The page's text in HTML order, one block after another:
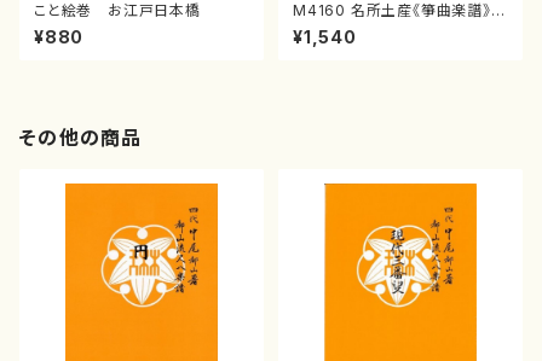
こと絵巻 お江戸日本橋
¥880
M4160 名所土産《箏曲楽譜》
（箏/宮城喜代子・宮城数江著・
宮城宗家監修/箏曲古典楽譜）
¥1,540
その他の商品